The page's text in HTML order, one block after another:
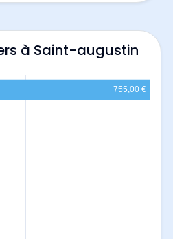
à Saint-augustin